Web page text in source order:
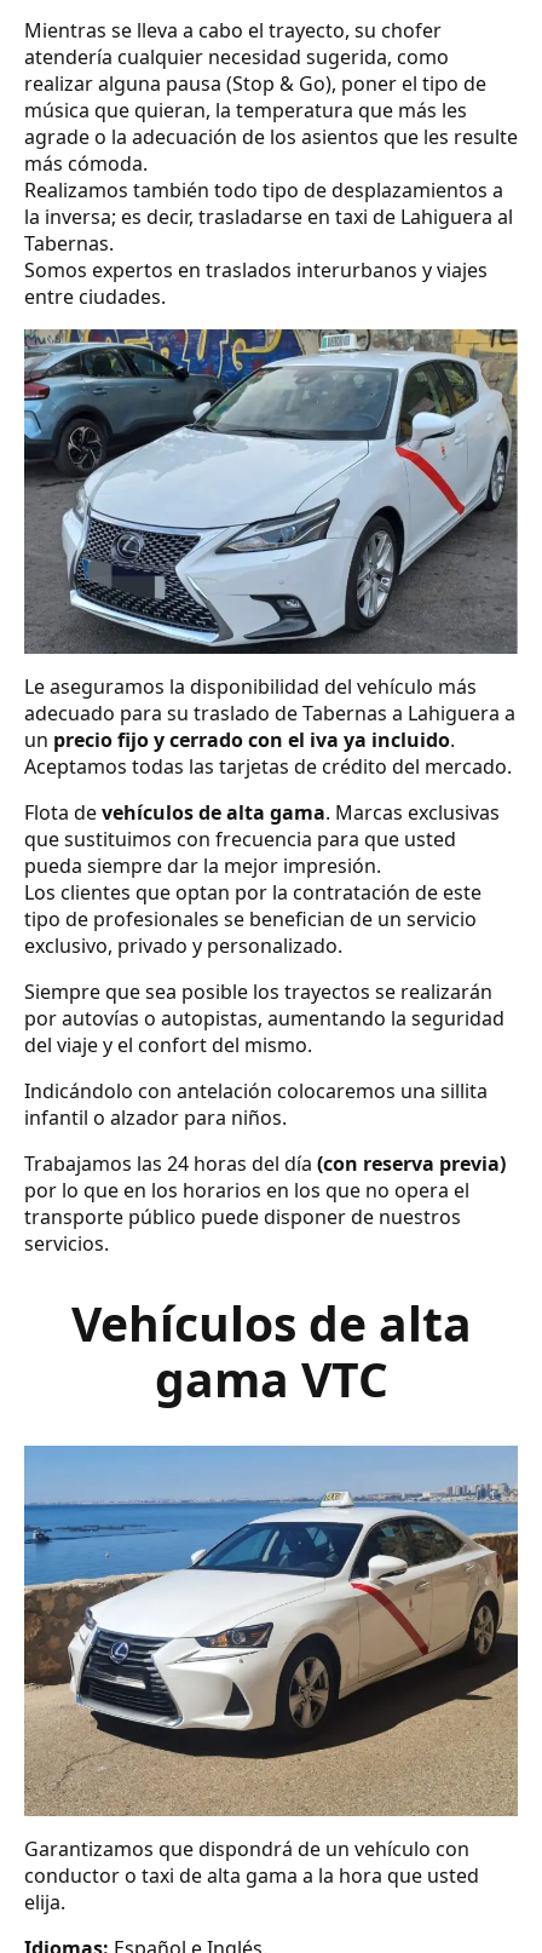
Mientras se lleva a cabo el trayecto, su chofer
atendería cualquier necesidad sugerida, como
realizar alguna pausa (Stop & Go), poner el tipo de
música que quieran, la temperatura que más les
agrade o la adecuación de los asientos que les resulte
más cómoda.
Realizamos también todo tipo de desplazamientos a
la inversa; es decir, trasladarse en taxi de Lahiguera al
Tabernas.
Somos expertos en traslados interurbanos y viajes
entre ciudades.
Le aseguramos la disponibilidad del vehículo más
adecuado para su traslado de Tabernas a Lahiguera a
un precio fijo y cerrado con el iva ya incluido.
Aceptamos todas las tarjetas de crédito del mercado.
Flota devehículos de alta gama. Marcas exclusivas
que sustituimos con frecuencia para que usted
pueda siempre dar la mejor impresión.
Los clientes que optan por la contratación de este
tipo de profesionales se benefician de un servicio
exclusivo, privado y personalizado.
Siempre que sea posible los trayectos se realizarán
por autovías o autopistas, aumentando la seguridad
del viaje y el confort del mismo.
Indicándolo con antelación colocaremos una sillita
infantil o alzador para niños.
Trabajamos las 24 horas del día (con reserva previa)
por lo que en los horarios en los que no opera el
transporte público puede disponer de nuestros
servicios.
Vehículos de alta
gama VTC
Garantizamos que dispondrá de un vehículo con
conductor o taxi de alta gama a la hora que usted
elija.